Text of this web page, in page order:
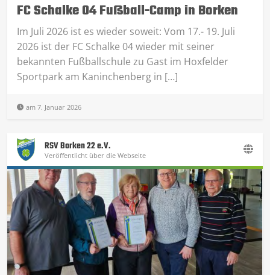
FC Schalke 04 Fußball-Camp in Borken
Im Juli 2026 ist es wieder soweit: Vom 17.- 19. Juli
2026 ist der FC Schalke 04 wieder mit seiner
bekannten Fußballschule zu Gast im Hoxfelder
Sportpark am Kaninchenberg in […]
am 7. Januar 2026
RSV Borken 22 e.V.
Veröffentlicht über die Webseite